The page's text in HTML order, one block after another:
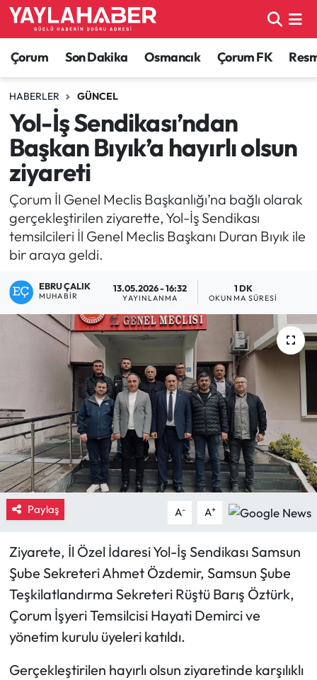
Çorum Son Dakika Osmancık Çorum FK
HABERLER GÜNCEL
Yol-İş Sendikası’ndan
Başkan Bıyık’a hayırlı olsun
ziyareti
Çorum İl Genel Meclis Başkanlığı’na bağlı olarak
gerçekleştirilen ziyarette, Yol-İş Sendikası
temsilcileri İl Genel Meclis Başkanı Duran Bıyık ile
bir araya geldi.
EBRU ÇALIK
MUHABIR
13.05.2026 - 16:32
YAYINLANMA
1 DK
OKUNMA SÜRESI
Paylaş A- A+
Ziyarete, İl Özel İdaresi Yol-İş Sendikası Samsun
Şube Sekreteri Ahmet Özdemir, Samsun Şube
Teşkilatlandırma Sekreteri Rüştü Barış Öztürk,
Çorum İşyeri Temsilcisi Hayati Demirci ve
yönetim kurulu üyeleri katıldı.
Gerçekleştirilen hayırlı olsun ziyaretinde karşılıklı
Alaca Haberleri
Bayat Haberleri
Bilgi - Keşfet Haberleri
Bilim ve Teknoloji
Boğazkale Haberleri
Çorum Haberleri
Eğitim
Ekonomi
Güncel
İskilip Haberleri
Kargı Haberleri
Kimdir?
Kültür Sanat
Laçin Haberleri
Magazin
Mecitözü Haberleri
Çorum Nöbetçi Eczaneler
Çorum Hava Durumu
Çorum Namaz Vakitleri
Çorum Trafik Yoğunluk Haritası
TFF 1.Lig Puan Durumu ve Fikstür
Tüm Manşetler